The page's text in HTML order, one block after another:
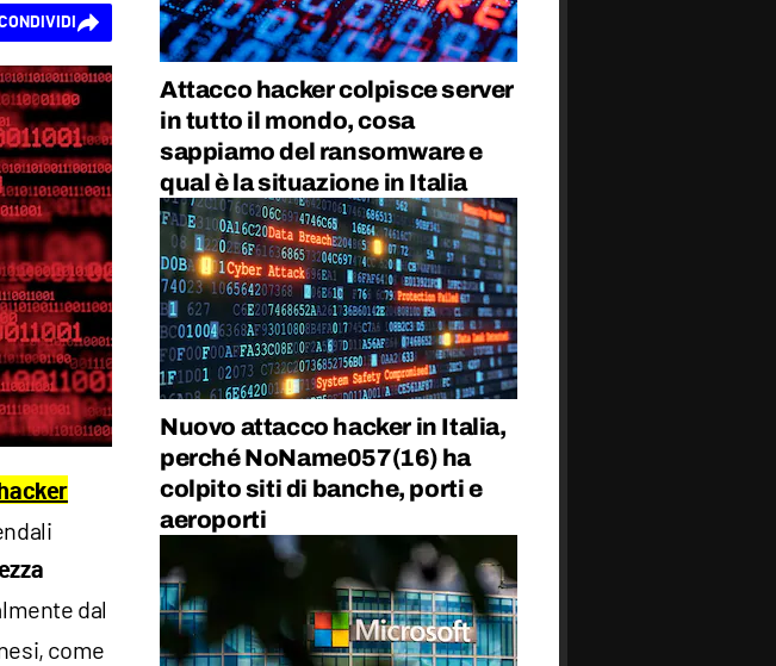
dal
come
Attacco hacker colpisce server
in tutto il mondo, cosa
sappiamo del ransomware e
qual è la situazione in Italia
Nuovo attacco hacker in Italia,
perché NoName057(16) ha
colpito siti di banche, porti e
aeroporti